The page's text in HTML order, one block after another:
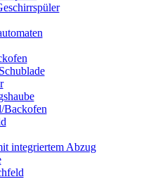
Backofen
integriertem Abzug